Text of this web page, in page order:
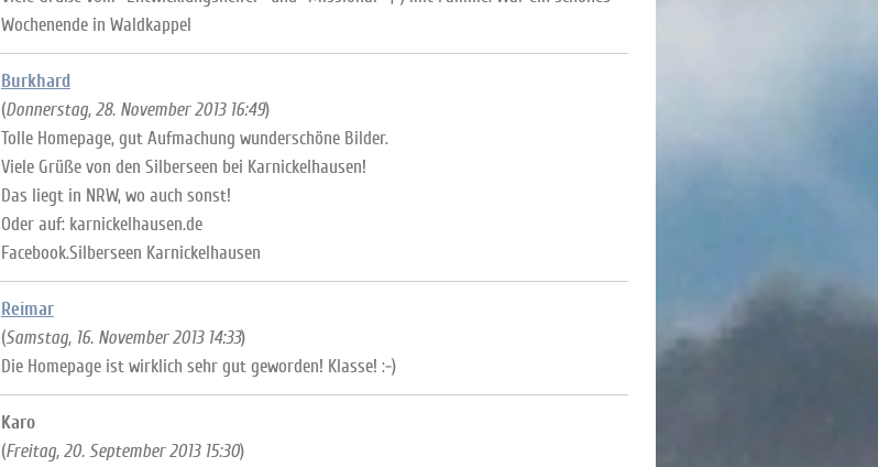
Wochenende in Waldkappel
Burkhard
(Donnerstag, 28. November 2013 16:49)
Tolle Homepage, gut Aufmachung wunderschöne Bilder.
Viele Grüße von den Silberseen bei Karnickelhausen!
Das liegt in NRW, wo auch sonst!
Oder auf: karnickelhausen.de
Facebook.Silberseen Karnickelhausen
Reimar
(Samstag, 16. November 2013 14:33)
Die Homepage ist wirklich sehr gut geworden! Klasse! :-)
Karo
(Freitag, 20. September 2013 15:30)